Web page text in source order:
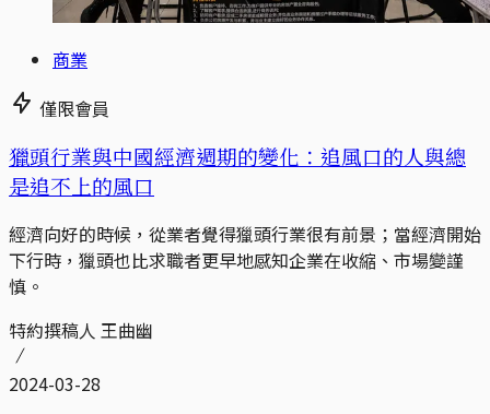
商業
僅限會員
獵頭行業與中國經濟週期的變化：追風口的人與總
是追不上的風口
經濟向好的時候，從業者覺得獵頭行業很有前景；當經濟開始
下行時，獵頭也比求職者更早地感知企業在收縮、市場變謹
慎。
特約撰稿人 王曲幽
2024-03-28